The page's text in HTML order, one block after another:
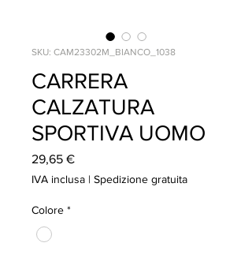
SKU: CAM23302M_BIANCO_1038
CARRERA
CALZATURA
SPORTIVA UOMO
29,65 €Prezzo
IVA inclusa | Spedizione gratuita
Colore *